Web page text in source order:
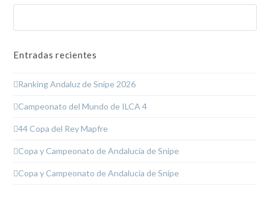
Entradas recientes
Ranking Andaluz de Snipe 2026
Campeonato del Mundo de ILCA 4
44 Copa del Rey Mapfre
Copa y Campeonato de Andalucía de Snipe
Copa y Campeonato de Andalucía de Snipe